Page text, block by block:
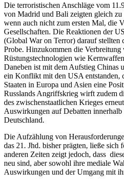
Die terroristischen Anschläge vom
von Madrid und Bali zeigten gleich zu
wenn auch nicht zum ersten Mal, die
Gesellschaften. Die Reaktionen der
(Global War on Terror) darauf stellten
Probe. Hinzukommen die Verbreitung
Rüstungstechnologien wie
Daneben ist mit dem Aufstieg Chinas
ein Konflikt mit den USA entstanden,
Staaten in Europa und Asien eine
Russlands Angriffskrieg wirft zudem
des zwischenstaatlichen Krieges
Auswirkungen auf Debatten
Deutschland.
Die Aufzählung von
das 21. Jhd. bisher prägten, ließe sich
anderen Zeiten zeigt jedoch, dass
neu sind, aber sowohl ihre mediale
Auswirkungen und der Umgang mit